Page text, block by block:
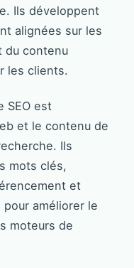
Ils développent
alignées sur les
du contenu
les clients.
SEO est
et le contenu de
Ils
mots clés,
et
améliorer le
moteurs de